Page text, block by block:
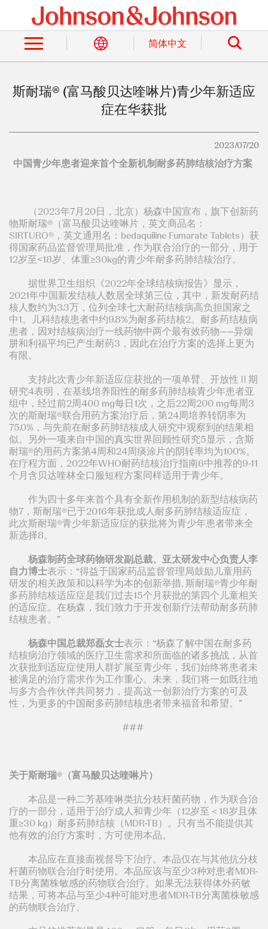
main
content
简体中文
Search
斯耐瑞® (富马酸贝达喹啉片)青少年新适应
症在华获批
2023/07/20
中国青少年患者迎来首个全新机制耐多药肺结核治疗方案
（2023年7月20日，北京）杨森中国宣布，旗下创新药
物斯耐瑞®（富马酸贝达喹啉片，英文商品名：
SIRTURO®，英文通用名：bedaquiline Fumarate Tablets）获
得国家药品监督管理局批准，作为联合治疗的一部分，用于
12岁至<18岁、体重≥30kg的青少年耐多药肺结核治疗。
据世界卫生组织《2022年全球结核病报告》显示，
2021年中国新发结核人数居全球第三位，其中，新发耐药结
核人数约为3.3万，位列全球七大耐药结核病高负担国家之
中1。儿科结核患者中约9.8%为耐多药结核2。耐多药结核病
患者，因对结核病治疗一线药物中两个最有效药物——异烟
肼和利福平均已产生耐药3，因此在治疗方案的选择上更为
有限。
支持此次青少年新适应症获批的一项单臂、开放性Ⅱ期
研究4表明，在基线培养阳性的耐多药肺结核青少年患者亚
组中，经过前2周400 mg每日1次，之后22周200 mg每周3
次的斯耐瑞®联合用药方案治疗后，第24周培养转阴率为
75.0%，与先前在耐多药肺结核成人研究中观察到的结果相
似。另外一项来自中国的真实世界回顾性研究5显示，含斯
耐瑞®的用药方案第4周和24周痰涂片的阴转率均为100%。
在疗程方面，2022年WHO耐药结核治疗指南6中推荐的9-11
个月含贝达喹林全口服短程方案同样适用于青少年。
作为四十多年来首个具有全新作用机制的新型结核病药
物7，斯耐瑞®已于2016年获批成人耐多药肺结核适应症，
此次斯耐瑞®青少年新适应症的获批将为青少年患者带来全
新选择8。
杨森制药全球药物研发副总裁、亚太研发中心负责人李
自力博士表示：“得益于国家药品监督管理局鼓励儿童用药
研发的相关政策和以科学为本的创新举措, 斯耐瑞®青少年耐
多药肺结核适应症是我们过去15个月获批的第四个儿童相关
的适应症。在杨森，我们致力于开发创新疗法帮助耐多药肺
结核患者。”
杨森中国总裁郑磊女士表示：“杨森了解中国在耐多药
结核病治疗领域的医疗卫生需求和所面临的诸多挑战，从首
次获批到适应症使用人群扩展至青少年，我们始终将患者未
被满足的治疗需求作为工作重心。未来，我们将一如既往地
与多方合作伙伴共同努力，提高这一创新治疗方案的可及
性，为更多的中国耐多药肺结核患者带来福音和希望。”
###
关于斯耐瑞®（富马酸贝达喹啉片）
本品是一种二芳基喹啉类抗分枝杆菌药物，作为联合治
疗的一部分，适用于治疗成人和青少年（12岁至＜18岁且体
重≥30 kg）耐多药肺结核（MDR-TB）。只有当不能提供其
他有效的治疗方案时，方可使用本品。
本品应在直接面视督导下治疗。本品仅在与其他抗分枝
杆菌药物联合治疗时使用。本品应该与至少3种对患者MDR-
TB分离菌株敏感的药物联合治疗。如果无法获得体外药敏
结果，可将本品与至少4种可能对患者MDR-TB分离菌株敏感
的药物联合治疗。